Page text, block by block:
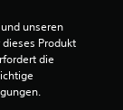
e
unseren
Produkt
die